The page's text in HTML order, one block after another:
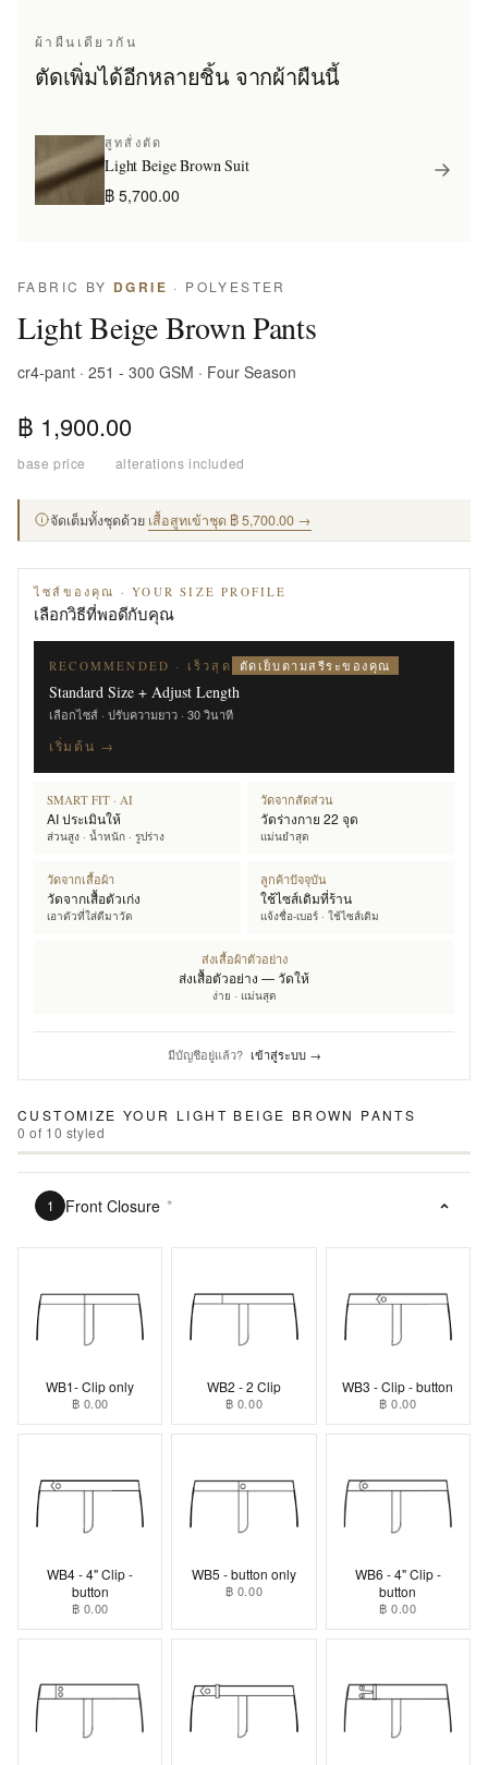
ผ้าผืนเดียวกัน
ตัดเพิ่มได้อีกหลายชิ้น จากผ้าผืนนี้
สูทสั่งตัด
Light Beige Brown Suit
฿ 5,700.00
FABRIC BY DGRIE · POLYESTER
Light Beige Brown Pants
cr4-pant · 251 - 300 GSM · Four Season
฿ 1,900.00
base price · alterations included
จัดเต็มทั้งชุดด้วย เสื้อสูทเข้าชุด ฿ 5,700.00 →
ไซส์ของคุณ · YOUR SIZE PROFILE
เลือกวิธีที่พอดีกับคุณ
RECOMMENDED · เร็วสุด ตัดเย็บตามสรีระของคุณ
Standard Size + Adjust Length
เลือกไซส์ · ปรับความยาว · 30 วินาที
เริ่มต้น →
SMART FIT · AI
AI ประเมินให้
ส่วนสูง · น้ำหนัก · รูปร่าง
วัดจากสัดส่วน
วัดร่างกาย 22 จุด
แม่นยำสุด
วัดจากเสื้อผ้า
วัดจากเสื้อตัวเก่ง
เอาตัวที่ใส่ดีมาวัด
ลูกค้าปัจจุบัน
ใช้ไซส์เดิมที่ร้าน
แจ้งชื่อ-เบอร์ · ใช้ไซส์เดิม
ส่งเสื้อผ้าตัวอย่าง
ส่งเสื้อตัวอย่าง — วัดให้
ง่าย · แม่นสุด
มีบัญชีอยู่แล้ว? เข้าสู่ระบบ →
CUSTOMIZE YOUR LIGHT BEIGE BROWN PANTS
0 of 10 styled
1 Front Closure *
WB1- Clip only
฿ 0.00
WB2 - 2 Clip
฿ 0.00
WB3 - Clip - button
฿ 0.00
WB4 - 4" Clip -
button
฿ 0.00
WB5 - button only
฿ 0.00
WB6 - 4" Clip -
button
฿ 0.00